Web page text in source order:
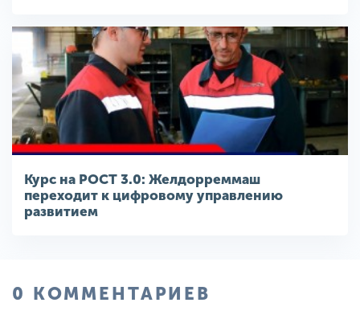
Курс на РОСТ 3.0: Желдорреммаш
переходит к цифровому управлению
развитием
0 КОММЕНТАРИЕВ